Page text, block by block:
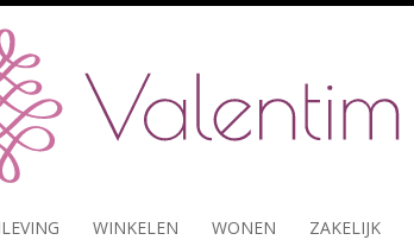
WINKELEN WONEN ZAKELIJK